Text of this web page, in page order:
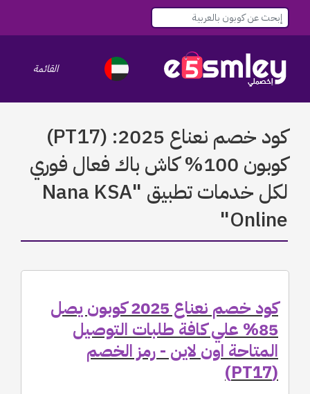
navigation
القائمة
كود خصم نعناع 2025: (PT17)
كوبون 100% كاش باك فعال فوري
لكل خدمات تطبيق "Nana KSA
Online"
كود خصم نعناع 2025 كوبون يصل
85% علي كافة طلبات التوصيل
المتاحة اون لاين - رمز الخصم
(PT17)